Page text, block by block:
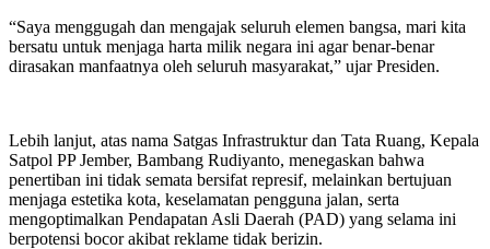
“Saya menggugah dan mengajak seluruh elemen bangsa, mari kita
bersatu untuk menjaga harta milik negara ini agar benar-benar
dirasakan manfaatnya oleh seluruh masyarakat,” ujar Presiden.
Lebih lanjut, atas nama Satgas Infrastruktur dan Tata Ruang, Kepala
Satpol PP Jember, Bambang Rudiyanto, menegaskan bahwa
penertiban ini tidak semata bersifat represif, melainkan bertujuan
menjaga estetika kota, keselamatan pengguna jalan, serta
mengoptimalkan Pendapatan Asli Daerah (PAD) yang selama ini
berpotensi bocor akibat reklame tidak berizin.